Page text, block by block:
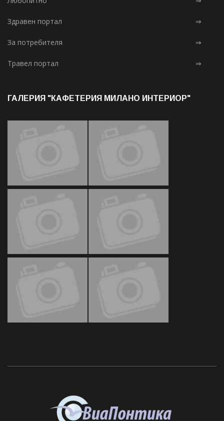
Здравен портал ⇒
За потребителя ⇒
Травел портал ⇒
ГАЛЕРИЯ "КАФЕТЕРИЯ МИЛАНО ИНТЕРИОР"